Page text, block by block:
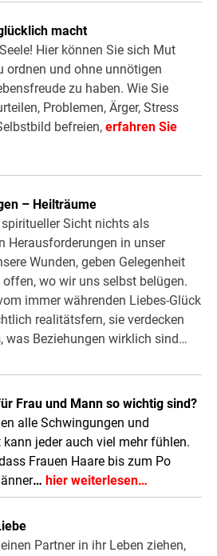
macht
Hier können Sie sich Mut
ordnen und ohne unnötigen
zu haben. Wie Sie
Problemen, Ärger, Stress
befreien, erfahren Sie
– Heilträume
Sicht nichts als
Herausforderungen in unser
Wunden, geben Gelegenheit
wo wir uns selbst belügen.
immer währenden Liebes-Glück
realitätsfern, sie verdecken
was Beziehungen wirklich sind…
Frau und Mann so wichtig sind?
alle Schwingungen und
jeder auch viel mehr fühlen.
Frauen Haare bis zum Po
… hier weiterlesen…
Partner in ihr Leben ziehen,